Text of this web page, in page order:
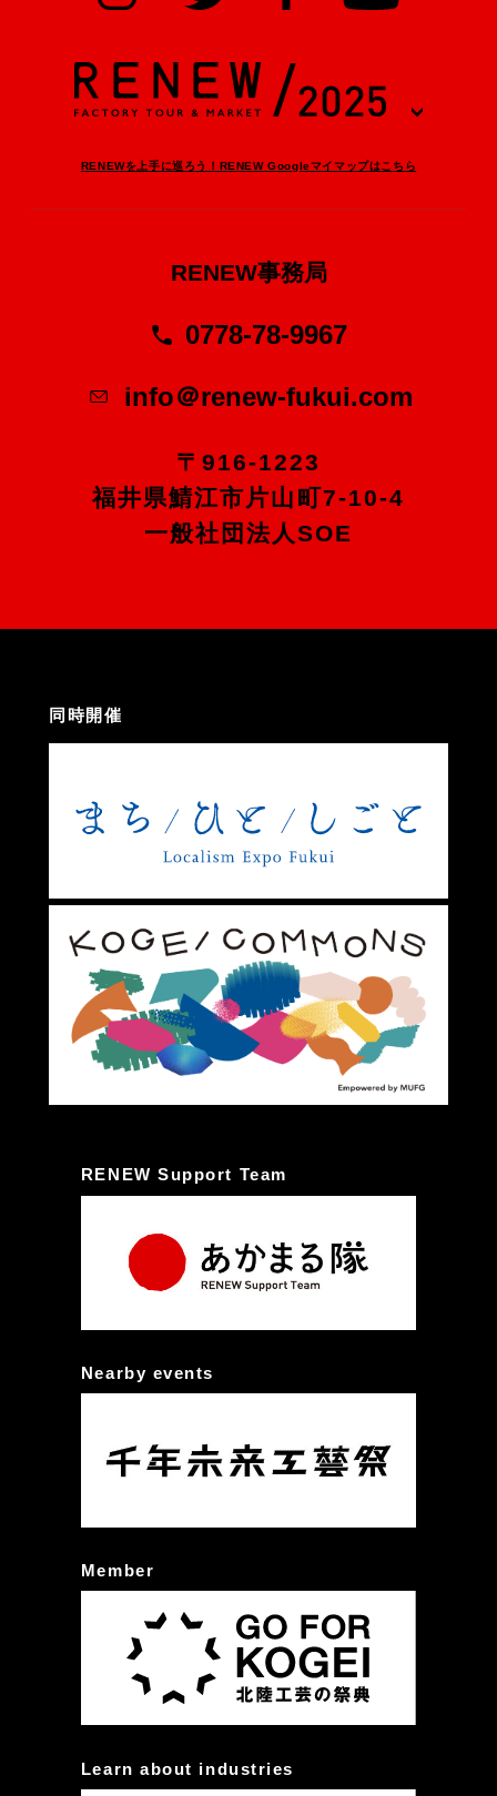
RENEWを上手に巡ろう！RENEW Googleマイマップはこちら
RENEW事務局
0778-78-9967
info＠renew-fukui.com
〒916-1223
福井県鯖江市片山町7-10-4
一般社団法人SOE
同時開催
RENEW Support Team
Nearby events
Member
Learn about industries